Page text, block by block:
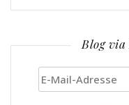
Blog
E-
Mail-